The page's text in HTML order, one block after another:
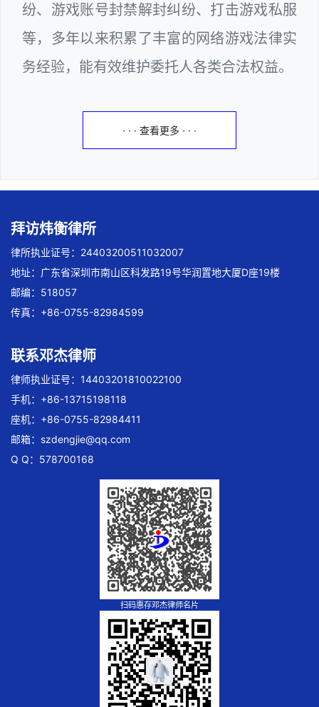
纷、游戏账号封禁解封纠纷、打击游戏私服
等，多年以来积累了丰富的网络游戏法律实
务经验，能有效维护委托人各类合法权益。
· · · 查看更多 · · ·
拜访炜衡律所
律所执业证号：24403200511032007
地址：广东省深圳市南山区科发路19号华润置地大厦D座19楼
邮编：518057
传真：+86-0755-82984599
联系邓杰律师
律师执业证号：14403201810022100
手机：+86-13715198118
座机：+86-0755-82984411
邮箱： szdengjie@qq.com
Q Q：578700168
扫码惠存邓杰律师名片